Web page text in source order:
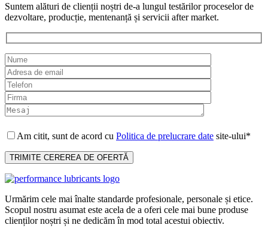
Suntem alături de clienții noștri de-a lungul testărilor proceselor de
dezvoltare, producție, mentenanță și servicii after market.
Am citit, sunt de acord cu Politica de prelucrare date site-ului*
Urmărim cele mai înalte standarde profesionale, personale și etice.
Scopul nostru asumat este acela de a oferi cele mai bune produse
clienților noștri și ne dedicăm în mod total acestui obiectiv.